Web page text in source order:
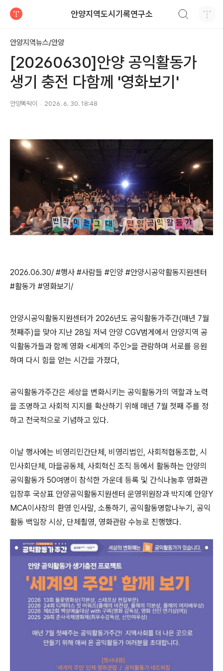
안양지역도시기록연구소
안양지역뉴스/안양
[20260630]안양 공익활동가
생기 충전 다함께 '영화보기'
안양똑딱이 2026. 6. 30. 18:48
2026.06.30/ #행사 #사람들 #인양 #안양시공악활동지원센터
#활동가 #영화보기/
안양시공익활동지원센터가 2026년도 공익활동가주간(매년 7월
첫째주)을 맞아 지난 28일 저녁 안양 CGV범게에서 안양지역 공
익활동가들과 함께 영화 <세계의 주인>을 관람하며 서로를 응원
하며 다시 힘을 얻는 시간을 가졌다,
공익활동가주간은 세상을 변화시키는 공익활동가의 역할과 노력
을 조명하고 사회적 지지를 확산하기 위해 매년 7월 첫째 주를 정
하고 전국적으로 기념하고 있다.
이날 행사에는 비영리민간단체 , 비영리법인, 사회적협동조합, 시
민사회단체 , 마을공동체 , 사회혁신 조직 등에서 활동하는 안양의
공익활동가 50여명이 참석한 가운데 등록 및 간식나눔후 영화관
입장후 국상표 안양공익활동지원센터 운영위원장과 박지예 안양Y
MCA이사장의 환영 인사말, 소통하기, 공익활동명함나누기, 공익
활동 백일장 시상, 단체쵤영, 영화관람 수능로 진행했다.